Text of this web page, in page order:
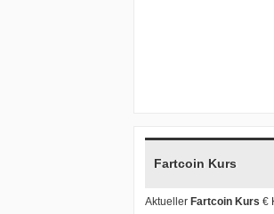
Fartcoin Kurs
Aktueller Fartcoin Kurs €